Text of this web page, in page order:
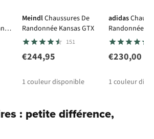
MeindlChaussures De
Randonnée Kansas GTX
151
€244,95
1 couleur disponible
adidas
Randonnée
€230,00
1 couleur
: petite différence,